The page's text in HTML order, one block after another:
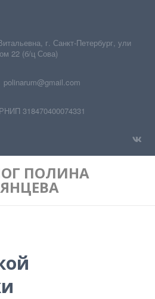
, г. Санкт-Петербург, ули
22 (б/ц Сова)
polinarum@gmail.com
318470400074331
ПОЛИНА